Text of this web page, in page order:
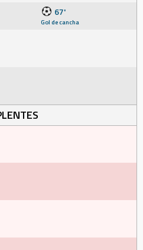
67'
Gol de cancha